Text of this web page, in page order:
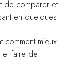
de comparer et
en quelques
comment mieux
et faire de